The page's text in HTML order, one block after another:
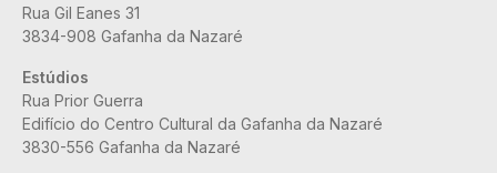
Rua Gil Eanes 31
3834-908 Gafanha da Nazaré
Estúdios
Rua Prior Guerra
Edifício do Centro Cultural da Gafanha da Nazaré
3830-556 Gafanha da Nazaré